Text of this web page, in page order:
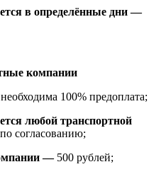
в определённые дни —
компании
100% предоплата;
любой транспортной
согласованию;
—500 рублей;